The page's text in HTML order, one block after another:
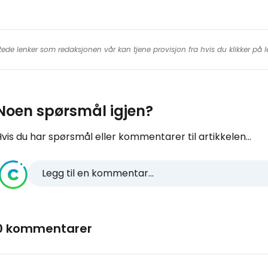
lenker som redaksjonen vår kan tjene provisjon fra hvis du klikker på
spørsmål igjen?
du har spørsmål eller kommentarer til artikkelen...
Legg til en kommentar...
kommentarer